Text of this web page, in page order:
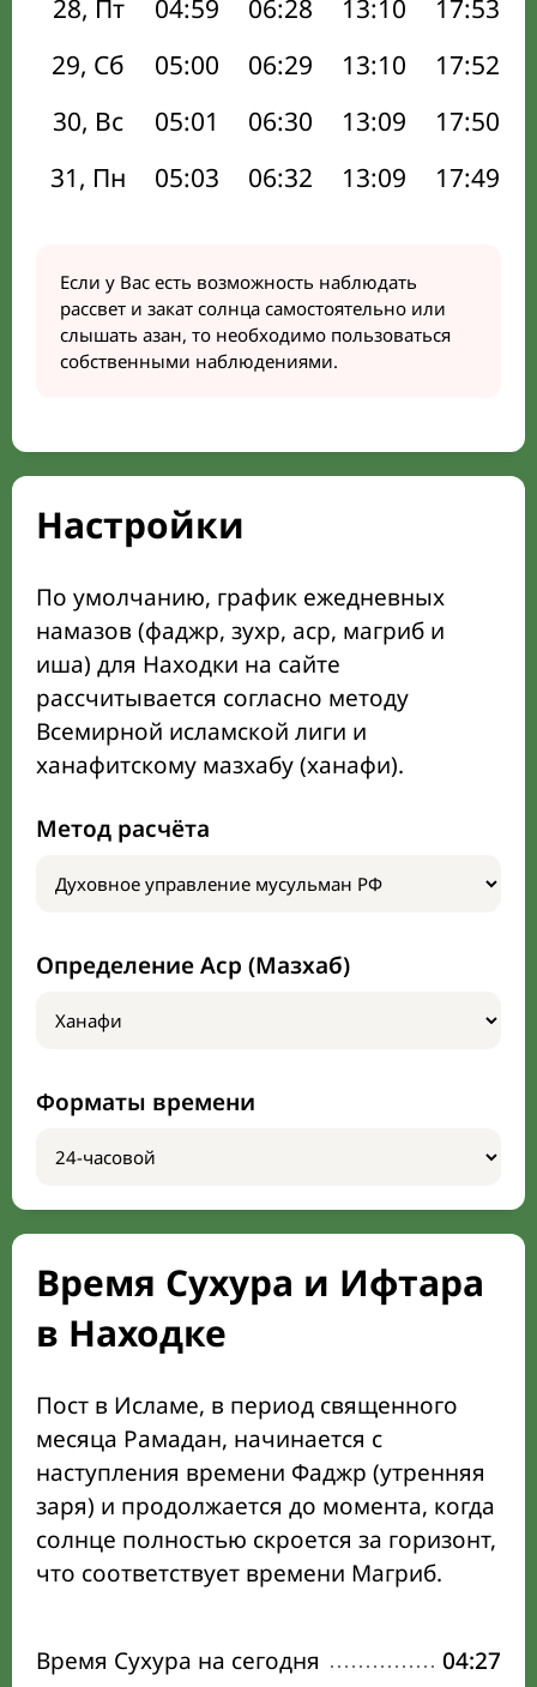
28, Пт
04:59 06:28 13:10 17:53
29, Сб
05:00 06:29 13:10 17:52
30, Вс
05:01 06:30 13:09 17:50
31, Пн
05:03 06:32 13:09 17:49
Если у Вас есть возможность наблюдать
рассвет и закат солнца самостоятельно или
слышать азан, то необходимо пользоваться
собственными наблюдениями.
Настройки
По умолчанию, график ежедневных
намазов (фаджр, зухр, аср, магриб и
иша) для Находки на сайте
рассчитывается согласно методу
Всемирной исламской лиги и
ханафитскому мазхабу (ханафи).
Метод расчёта
Определение Аср (Мазхаб)
Форматы времени
Время Сухура и Ифтара
в Находке
Пост в Исламе, в период священного
месяца Рамадан, начинается с
наступления времени Фаджр (утренняя
заря) и продолжается до момента, когда
солнце полностью скроется за горизонт,
что соответствует времени Магриб.
Время Сухура на сегодня 04:27